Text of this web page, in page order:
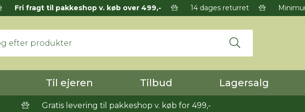
Fri fragt til pakkeshop v. køb over 499,- 14 dages returret
Til ejeren Tilbud Lagersalg
Gratis levering til pakkeshop v. køb for 499,-